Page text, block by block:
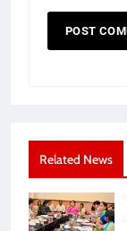
Related News